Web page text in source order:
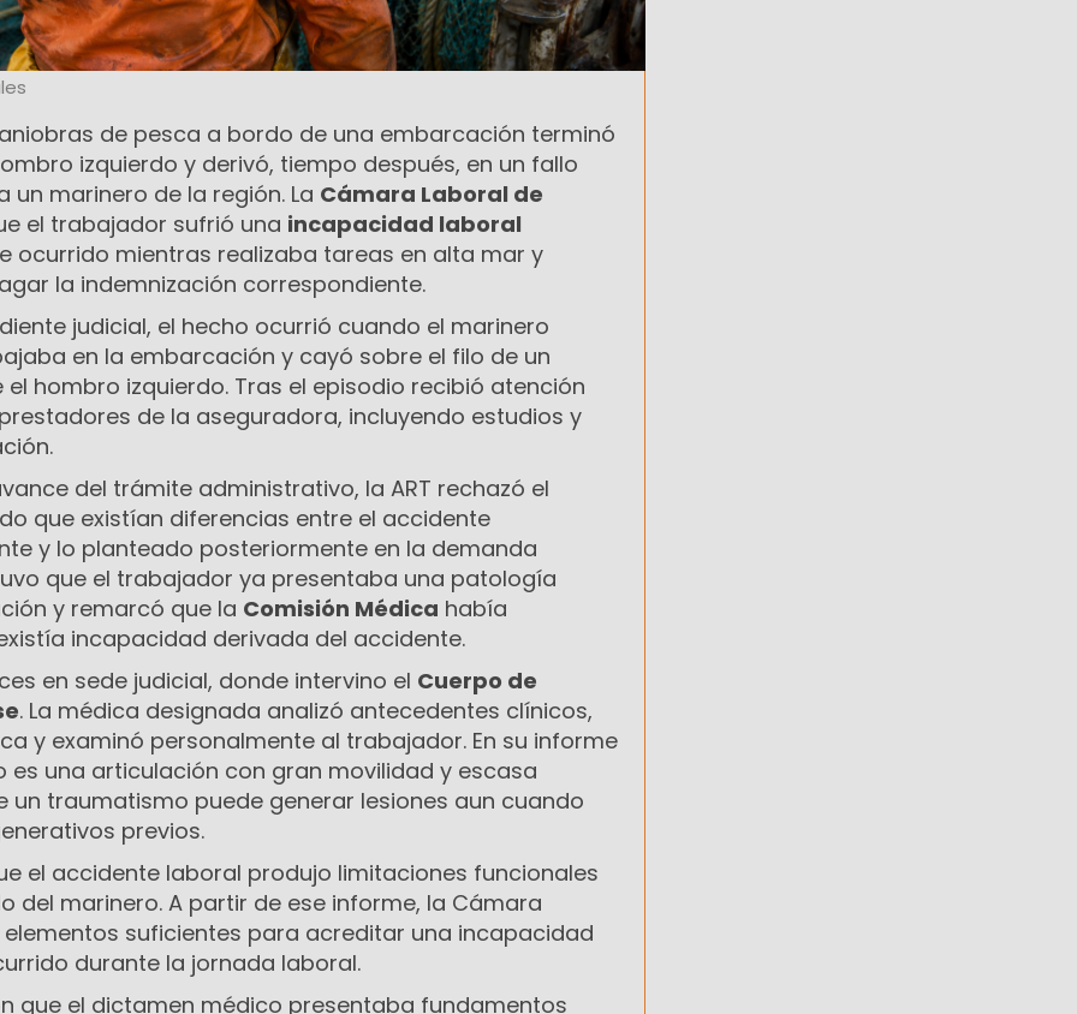
de pesca a bordo de una embarcación terminó
izquierdo y derivó, tiempo después, en un fallo
marinero de la región. La Cámara Laboral de
el trabajador sufrió una incapacidad laboral
ocurrido mientras realizaba tareas en alta mar y
la indemnización correspondiente.
judicial, el hecho ocurrió cuando el marinero
en la embarcación y cayó sobre el filo de un
hombro izquierdo. Tras el episodio recibió atención
de la aseguradora, incluyendo estudios y
del trámite administrativo, la ART rechazó el
que existían diferencias entre el accidente
y lo planteado posteriormente en la demanda
que el trabajador ya presentaba una patología
y remarcó que la Comisión Médica había
incapacidad derivada del accidente.
en sede judicial, donde intervino el Cuerpo de
. La médica designada analizó antecedentes clínicos,
y examinó personalmente al trabajador. En su informe
es una articulación con gran movilidad y escasa
un traumatismo puede generar lesiones aun cuando
previos.
el accidente laboral produjo limitaciones funcionales
del marinero. A partir de ese informe, la Cámara
suficientes para acreditar una incapacidad
durante la jornada laboral.
que el dictamen médico presentaba fundamentos